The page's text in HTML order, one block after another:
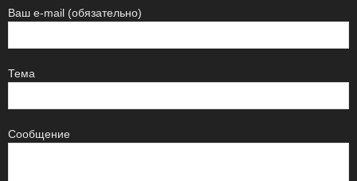
Ваш e-mail (обязательно)
Тема
Сообщение